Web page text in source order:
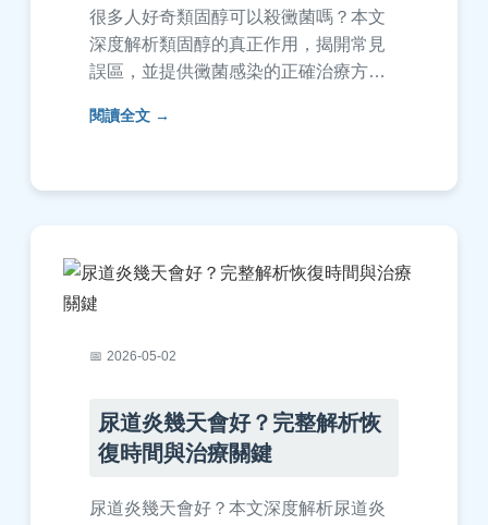
很多人好奇類固醇可以殺黴菌嗎？本文
深度解析類固醇的真正作用，揭開常見
誤區，並提供黴菌感染的正確治療方
到何時該就醫，完整指南幫助您避免錯
閱讀全文
2026-05-02
尿道炎幾天會好？完整解析恢
復時間與治療關鍵
尿道炎幾天會好？本文深度解析尿道炎